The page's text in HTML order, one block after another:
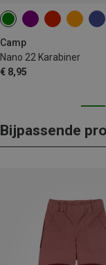
Camp
Nano 22 Karabiner
€ 8,95
Bijpassende